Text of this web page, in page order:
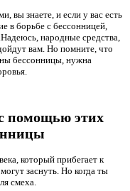
вы знаете, и если у вас есть
в борьбе с бессонницей,
народные средства,
вам. Но помните, что
бессонницы, нужна
помощью этих
который прибегает к
заснуть. Но когда ты
смеха.